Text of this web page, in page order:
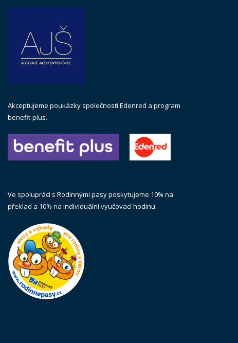
Akceptujeme poukázky společnosti Edenred a program
benefit-plus.
Ve spolupráci s Rodinnými pasy poskytujeme 10% na
překlad a 10% na individuální vyučovací hodinu.